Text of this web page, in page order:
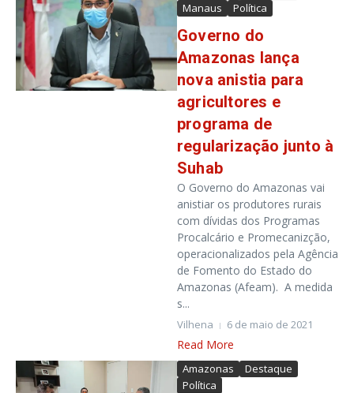
Manaus
Política
Governo do
Amazonas lança
nova anistia para
agricultores e
programa de
regularização junto à
Suhab
O Governo do Amazonas vai
anistiar os produtores rurais
com dívidas dos Programas
Procalcário e Promecanizção,
operacionalizados pela Agência
de Fomento do Estado do
Amazonas (Afeam). A medida
s...
Vilhena 6 de maio de 2021
Read More
Amazonas
Destaque
Política